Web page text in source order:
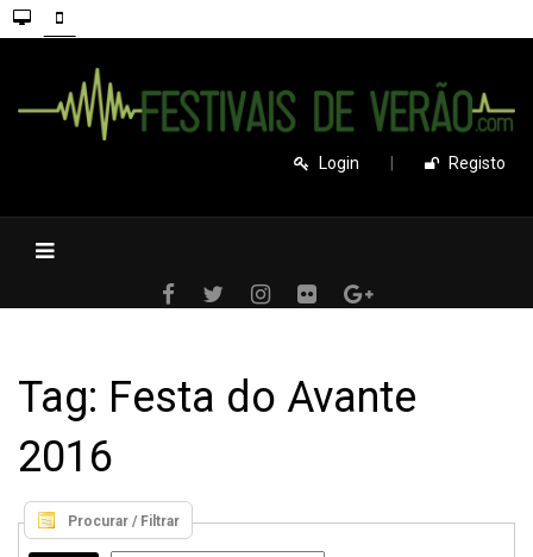
Login Registo
Tag: Festa do Avante
2016
Procurar / Filtrar